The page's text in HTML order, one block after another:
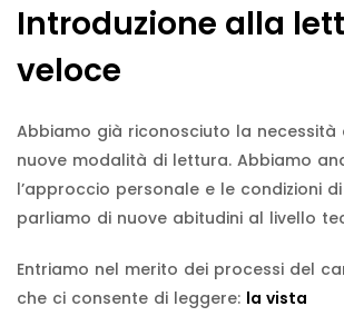
Introduzione alla
veloce
Abbiamo già riconosciuto la necessità
nuove modalità di lettura. Abbiamo
l’approccio personale e le condizioni
parliamo di nuove abitudini al livello
Entriamo nel merito dei processi del
che ci consente di leggere: la vista